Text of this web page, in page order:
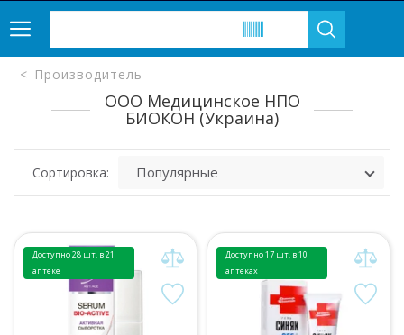
Производитель
ООО Медицинское НПО
БИОКОН (Украина)
Сортировка:
Доступно 28 шт. в 21
аптеке
Доступно 17 шт. в 10
аптеках